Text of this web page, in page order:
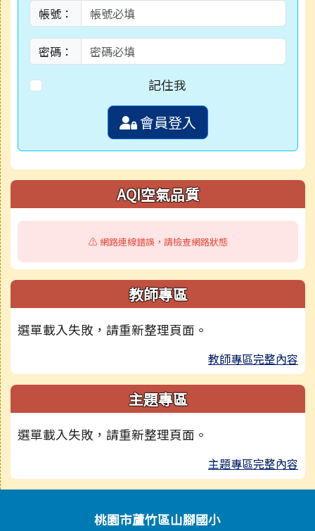
帳號：
密碼：
記住我
會員登入
AQI空氣品質
⚠️ 網路連線錯誤，請檢查網路狀態
教師專區
選單載入失敗，請重新整理頁面。
教師專區完整內容
主題專區
選單載入失敗，請重新整理頁面。
主題專區完整內容
頁尾區域內容桃園市蘆竹區山腳國小